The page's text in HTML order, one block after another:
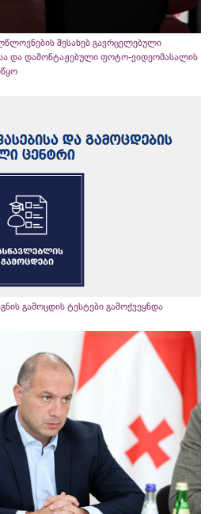
შესახებ გავრცელებული
და დამონტაჟებული ფოტო-ვიდეომასალის
გამოცდის ტესტები გამოქვეყნდა